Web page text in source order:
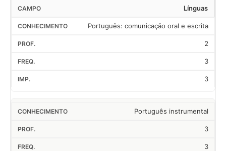
Línguas
Português: comunicação oral e escrita
2
3
3
Português instrumental
3
3